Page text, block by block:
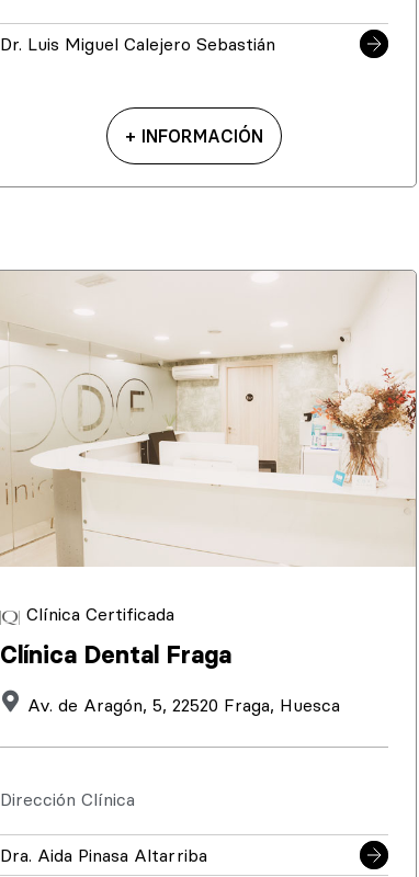
Dr. Luis Miguel Calejero Sebastián
+ INFORMACIÓN
Clínica Certificada
Clínica Dental Fraga
Av. de Aragón, 5, 22520 Fraga, Huesca
Dirección Clínica
Dra. Aida Pinasa Altarriba